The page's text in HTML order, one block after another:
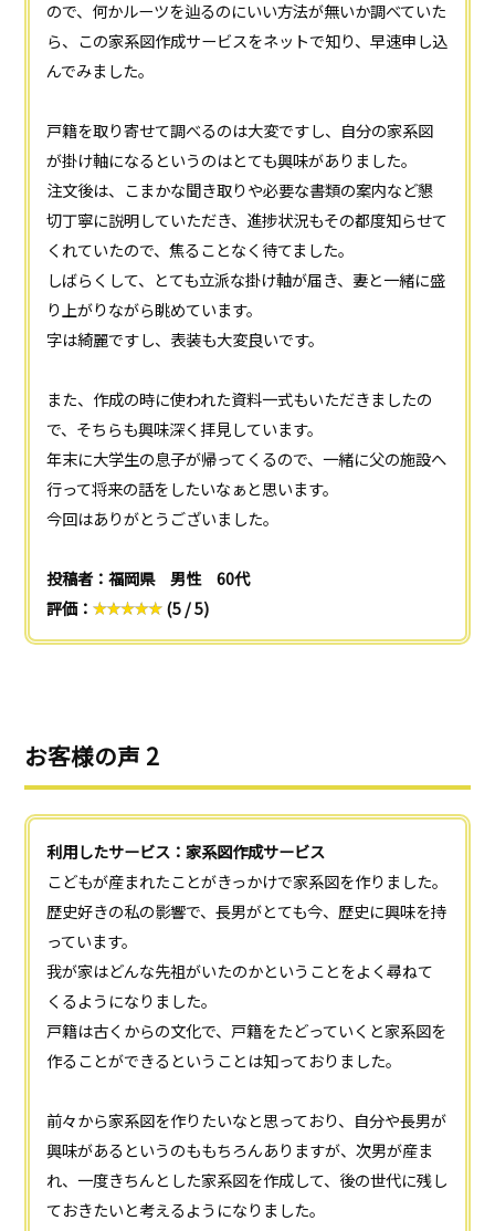
ので、何かルーツを辿るのにいい方法が無いか調べていた
ら、この家系図作成サービスをネットで知り、早速申し込
んでみました。
戸籍を取り寄せて調べるのは大変ですし、自分の家系図
が掛け軸になるというのはとても興味がありました。
注文後は、こまかな聞き取りや必要な書類の案内など懇
切丁寧に説明していただき、進捗状況もその都度知らせて
くれていたので、焦ることなく待てました。
しばらくして、とても立派な掛け軸が届き、妻と一緒に盛
り上がりながら眺めています。
字は綺麗ですし、表装も大変良いです。
また、作成の時に使われた資料一式もいただきましたの
で、そちらも興味深く拝見しています。
年末に大学生の息子が帰ってくるので、一緒に父の施設へ
行って将来の話をしたいなぁと思います。
今回はありがとうございました。
投稿者：福岡県 男性 60代
評価：
(5 / 5)
お客様の声 2
利用したサービス：家系図作成サービス
こどもが産まれたことがきっかけで家系図を作りました。
歴史好きの私の影響で、長男がとても今、歴史に興味を持
っています。
我が家はどんな先祖がいたのかということをよく尋ねて
くるようになりました。
戸籍は古くからの文化で、戸籍をたどっていくと家系図を
作ることができるということは知っておりました。
前々から家系図を作りたいなと思っており、自分や長男が
興味があるというのももちろんありますが、次男が産ま
れ、一度きちんとした家系図を作成して、後の世代に残し
ておきたいと考えるようになりました。